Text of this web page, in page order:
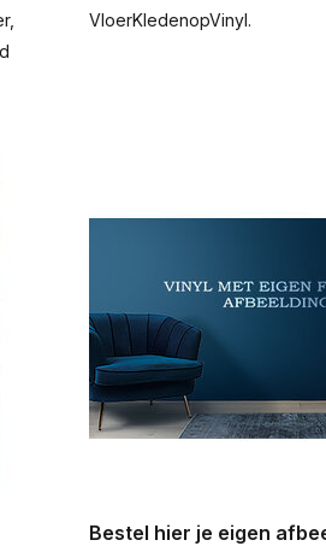
VloerKledenopVinyl.
Bestel hier je eigen